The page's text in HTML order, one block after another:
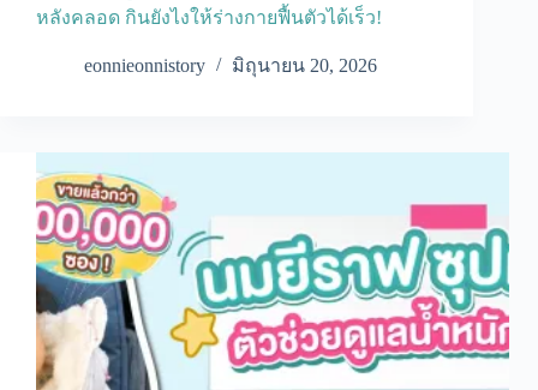
หลังคลอด กินยังไงให้ร่างกายฟื้นตัวได้เร็ว!
eonnieonnistory มิถุนายน 20, 2026